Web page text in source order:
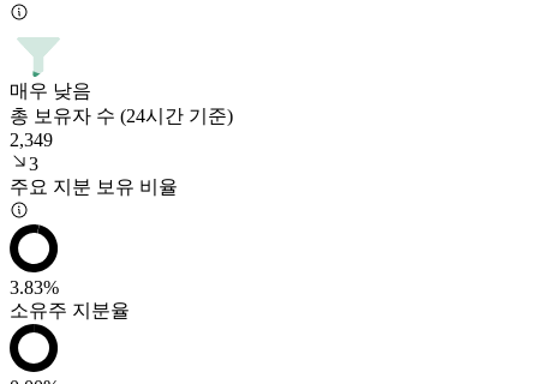
매우 낮음
총 보유자 수 (24시간 기준)
2,349
3
주요 지분 보유 비율
3.83%
소유주 지분율